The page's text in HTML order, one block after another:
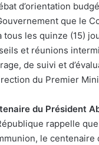
d’orientation
que le
les quinze (15)
et réunions
de suivi et
du Premier
du Président
rappelle
le centenaire